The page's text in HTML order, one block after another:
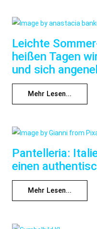
Leichte
heißen Tagen
und sich
Mehr Lesen...
Pantelleria:
einen
Mehr Lesen...